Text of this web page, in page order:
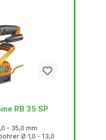
RB 35 SP
Ø 1,0 - 13,0